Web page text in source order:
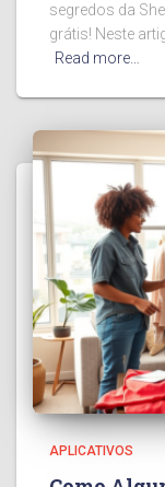
segredos da
grátis! Neste
Read more…
APLICATIVOS